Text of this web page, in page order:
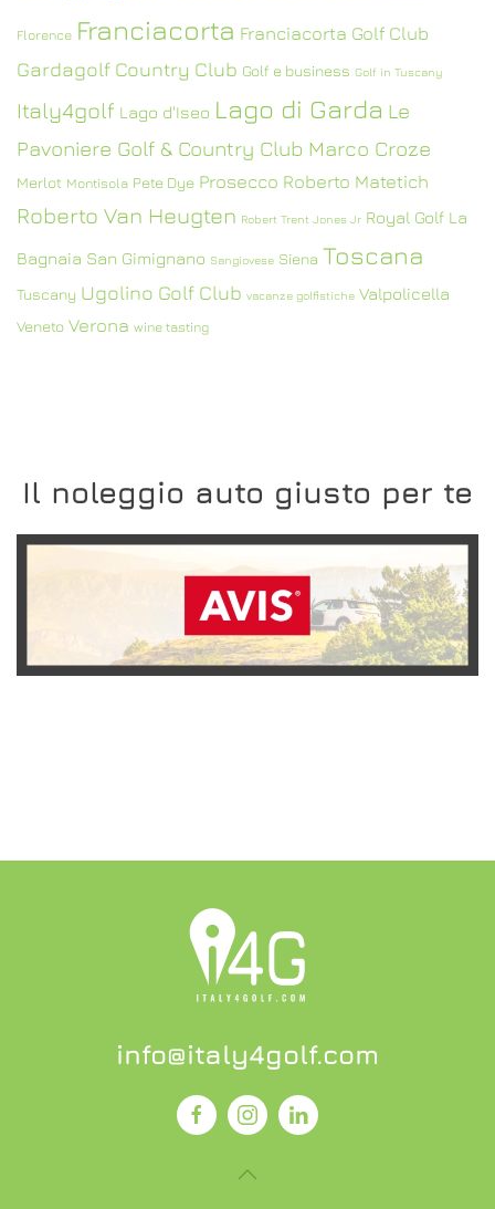
Florence Franciacorta Franciacorta Golf Club
Gardagolf Country Club Golf e business Golf in Tuscany
Italy4golf Lago d'Iseo Lago di Garda Le
Pavoniere Golf & Country Club Marco Croze
Merlot Montisola Pete Dye Prosecco Roberto Matetich
Roberto Van Heugten Robert Trent Jones Jr Royal Golf La
Bagnaia San Gimignano Sangiovese Siena Toscana
Tuscany Ugolino Golf Club vacanze golfistiche Valpolicella
Veneto Verona wine tasting
Il noleggio auto giusto per te
SCOPRI L'OFFERTA
info@italy4golf.com